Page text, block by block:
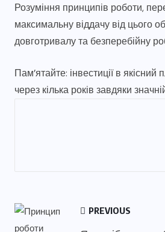
Розуміння принципів роботи,
максимальну віддачу від цього
довготривалу та безперебійну
Пам’ятайте: інвестиції в
через кілька років завдяки
PREVIOUS